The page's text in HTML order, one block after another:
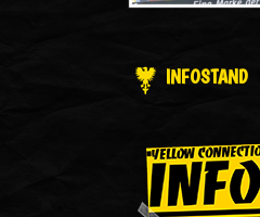
INFOSTAND